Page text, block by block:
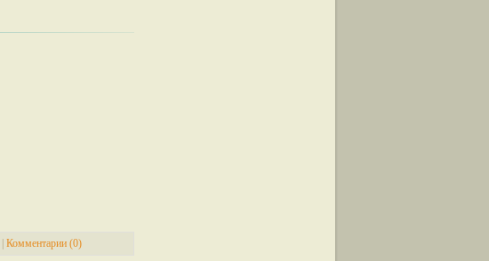
Комментарии (0)